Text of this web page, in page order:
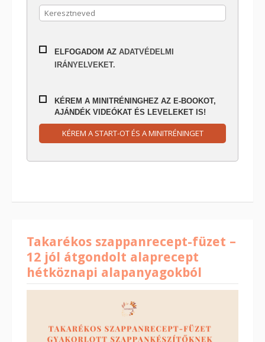
ELFOGADOM AZ ADATVÉDELMI
IRÁNYELVEKET.
KÉREM A MINITRÉNINGHEZ AZ E-BOOKOT,
AJÁNDÉK VIDEÓKAT ÉS LEVELEKET IS!
KÉREM A START-OT ÉS A MINITRÉNINGET
Takarékos szappanrecept-füzet –
12 jól átgondolt alaprecept
hétköznapi alapanyagokból